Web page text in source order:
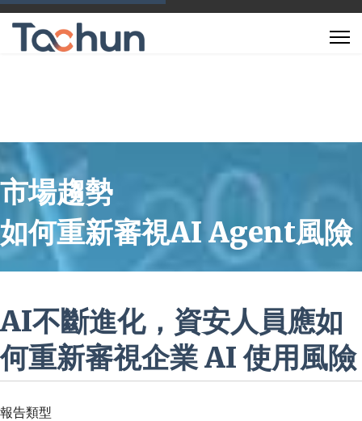
市場趨勢
如何重新審視AI Agent風險
AI不斷進化，資安人員應如
何重新審視企業 AI 使用風險
報告類型